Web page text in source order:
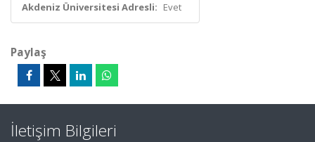
Akdeniz Üniversitesi Adresli: Evet
Paylaş
İletişim Bilgileri